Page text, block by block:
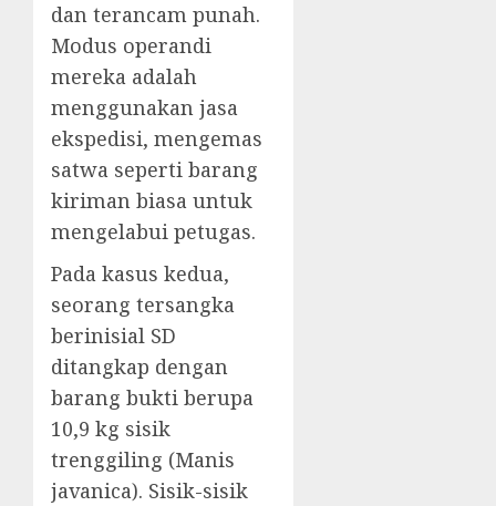
dan terancam punah.
Modus operandi
mereka adalah
menggunakan jasa
ekspedisi, mengemas
satwa seperti barang
kiriman biasa untuk
mengelabui petugas.
Pada kasus kedua,
seorang tersangka
berinisial SD
ditangkap dengan
barang bukti berupa
10,9 kg sisik
trenggiling (Manis
javanica). Sisik-sisik